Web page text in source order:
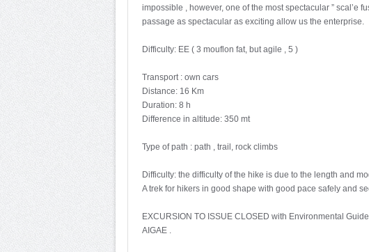
impossible , however, one of the most spectacular ” scal’e
passage as spectacular as exciting allow us the enterprise.
Difficulty: EE ( 3 mouflon fat, but agile , 5 )
Transport : own cars
Distance: 16 Km
Duration: 8 h
Difference in altitude: 350 mt
Type of path : path , trail, rock climbs
Difficulty: the difficulty of the hike is due to the length and
A trek for hikers in good shape with good pace safely and
EXCURSION TO ISSUE CLOSED with Environmental
AIGAE .